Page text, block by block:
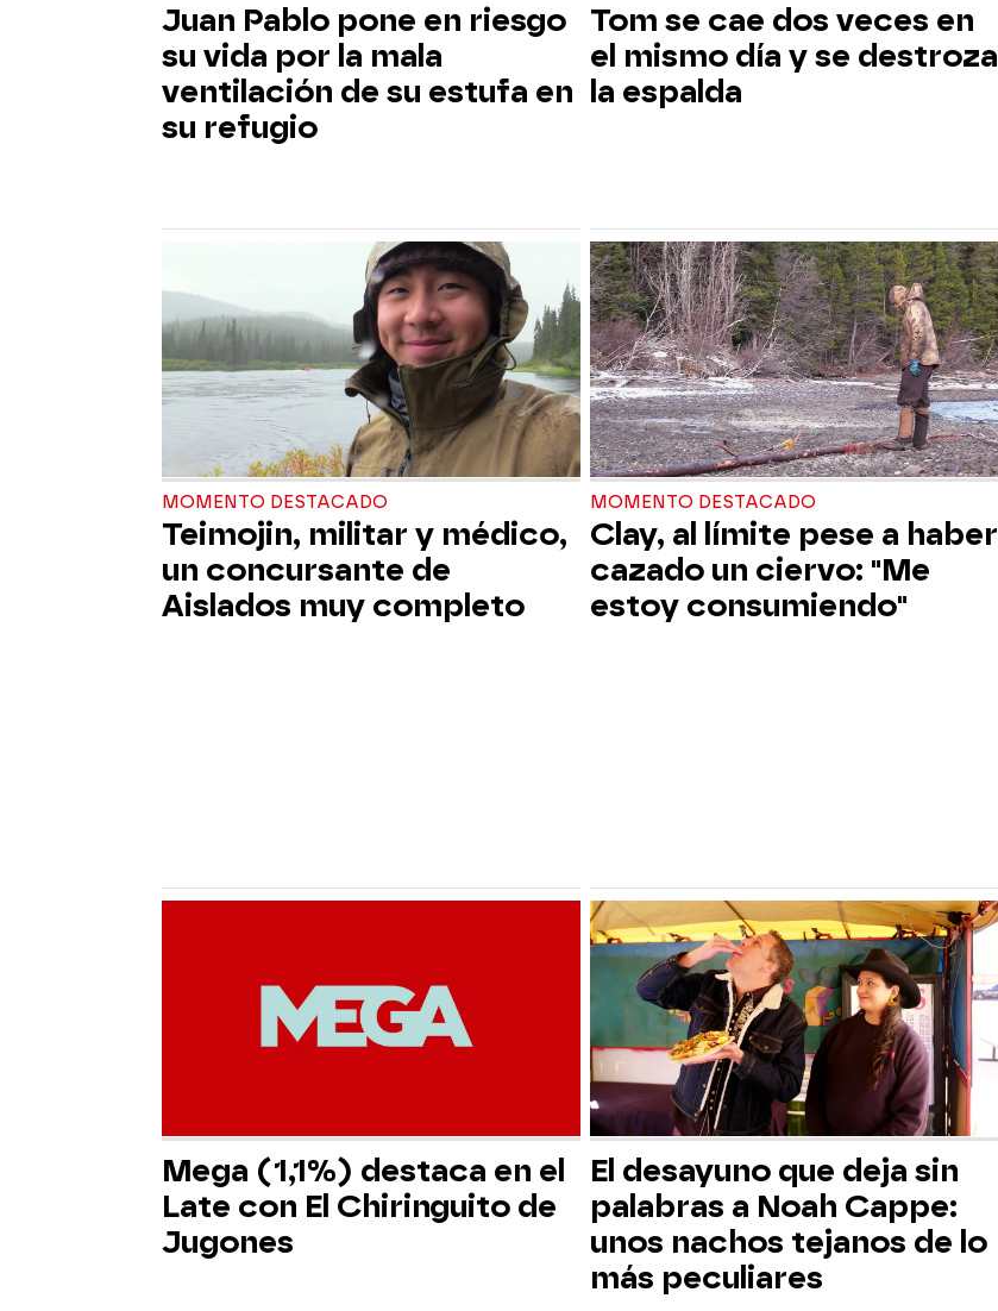
Juan Pablo pone en riesgo
su vida por la mala
ventilación de su estufa en
su refugio
Tom se cae dos veces en
el mismo día y se destroza
la espalda
MOMENTO DESTACADO
Teimojin, militar y médico,
un concursante de
Aislados muy completo
MOMENTO DESTACADO
Clay, al límite pese a haber
cazado un ciervo: "Me
estoy consumiendo"
Mega (1,1%) destaca en el
Late con El Chiringuito de
Jugones
El desayuno que deja sin
palabras a Noah Cappe:
unos nachos tejanos de lo
más peculiares